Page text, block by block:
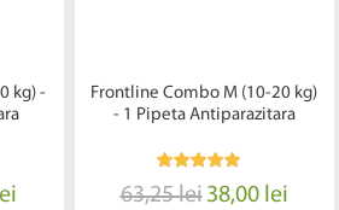
kg) -
Frontline Combo M (10-20 kg)
- 1 Pipeta Antiparazitara
63,25 lei 38,00 lei